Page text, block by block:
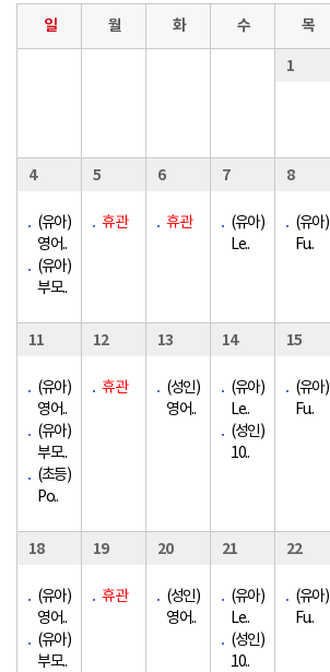
일 월 화 수 목
1
4
(유아)
영어..
(유아)
부모..
5
휴관
6
휴관
7
(유아)
Le..
8
(유아)
Fu..
11
(유아)
영어..
(유아)
부모..
(초등)
Po..
12
휴관
13
(성인)
영어..
14
(유아)
Le..
(성인)
10..
15
(유아)
Fu..
18
(유아)
영어..
(유아)
부모..
19
휴관
20
(성인)
영어..
21
(유아)
Le..
(성인)
10..
22
(유아)
Fu..